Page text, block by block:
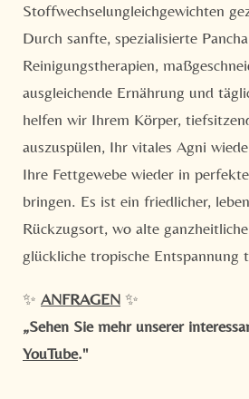
Stoffwechselungleichgewichten
Durch sanfte, spezialisierte
Reinigungstherapien,
ausgleichende Ernährung und
helfen wir Ihrem Körper,
auszuspülen, Ihr vitales Agni
Ihre Fettgewebe wieder in
bringen. Es ist ein friedlicher,
Rückzugsort, wo alte
glückliche tropische Entspannung
✨ ANFRAGEN ✨
„Sehen Sie mehr unserer
YouTube."